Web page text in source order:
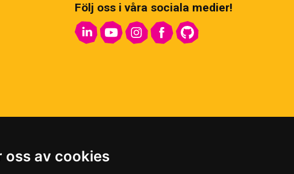
oss av cookies
Följ oss i våra sociala medier!